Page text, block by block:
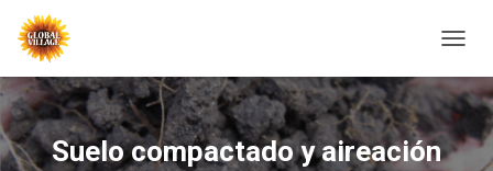
O
G
G
L
Suelo compactado y aireación